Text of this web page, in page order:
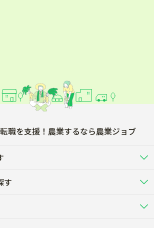
職を支援！農業するなら農業ジョブ
す
バイト・アルバイト・パート